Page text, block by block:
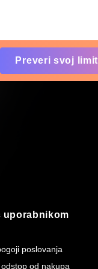
Preveri svoj limit
uporabnikom
poslovanja
od nakupa